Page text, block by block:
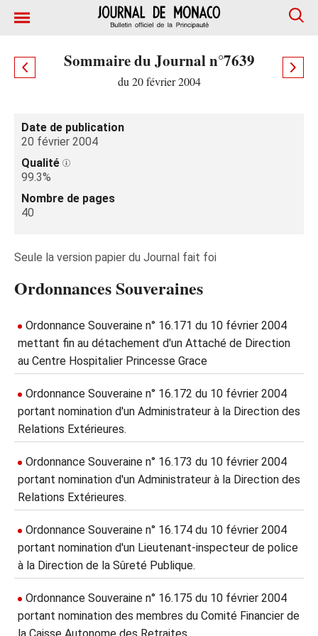
Sommaire du Journal n°7639
du 20 février 2004
Date de publication
20 février 2004
Qualité
99.3%
Nombre de pages
40
Seule la version papier du Journal fait foi
Ordonnances Souveraines
Ordonnance Souveraine n° 16.171 du 10 février 2004
mettant fin au détachement d'un Attaché de Direction
au Centre Hospitalier Princesse Grace
Ordonnance Souveraine n° 16.172 du 10 février 2004
portant nomination d'un Administrateur à la Direction des
Relations Extérieures.
Ordonnance Souveraine n° 16.173 du 10 février 2004
portant nomination d'un Administrateur à la Direction des
Relations Extérieures.
Ordonnance Souveraine n° 16.174 du 10 février 2004
portant nomination d'un Lieutenant-inspecteur de police
à la Direction de la Sûreté Publique.
Ordonnance Souveraine n° 16.175 du 10 février 2004
portant nomination des membres du Comité Financier de